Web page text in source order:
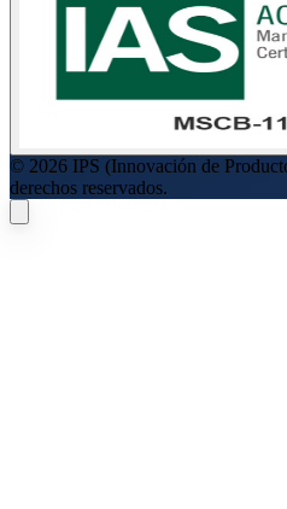
© 2026 IPS (Innovación de
derechos reservados.